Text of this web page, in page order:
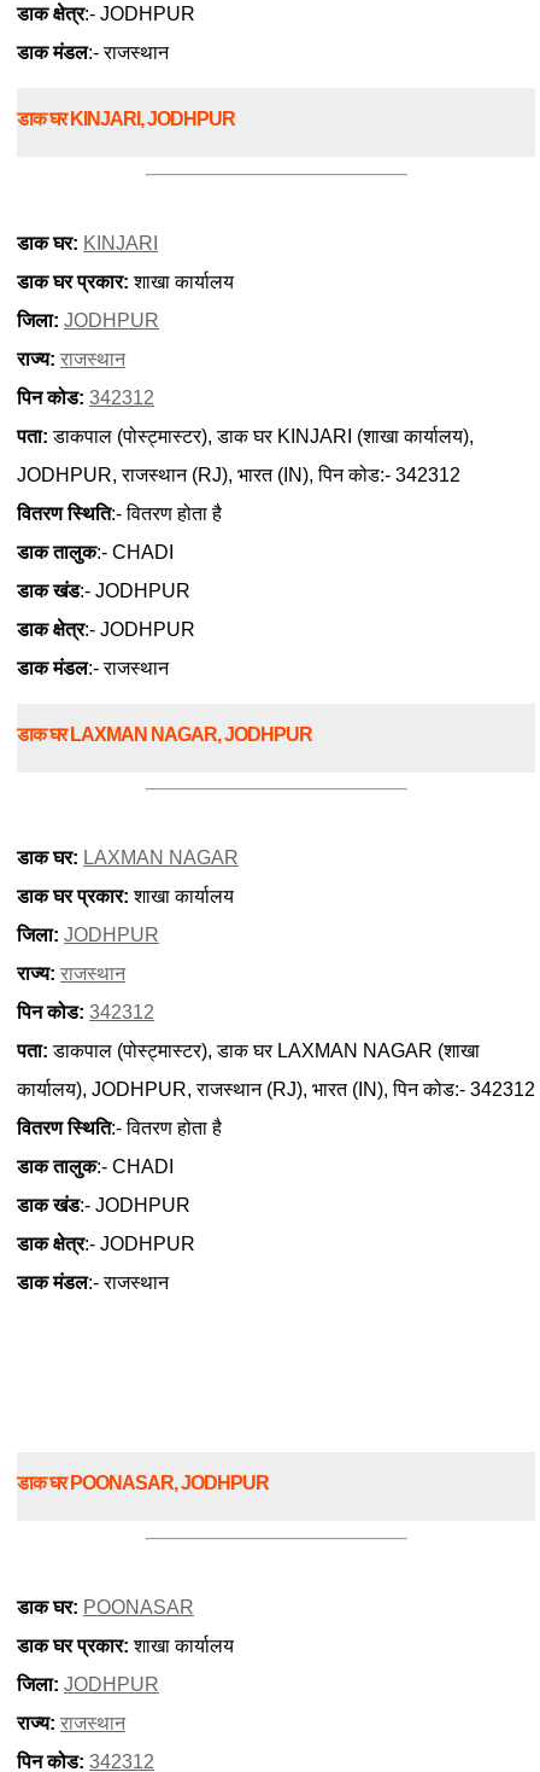
डाक क्षेत्र:- JODHPUR
डाक मंडल:- राजस्थान
डाक घर KINJARI, JODHPUR
डाक घर: KINJARI
डाक घर प्रकार: शाखा कार्यालय
जिला: JODHPUR
राज्य: राजस्थान
पिन कोड: 342312
पता: डाकपाल (पोस्ट्मास्टर), डाक घर KINJARI (शाखा कार्यालय),
JODHPUR, राजस्थान (RJ), भारत (IN), पिन कोड:- 342312
वितरण स्थिति:- वितरण होता है
डाक तालुक:- CHADI
डाक खंड:- JODHPUR
डाक क्षेत्र:- JODHPUR
डाक मंडल:- राजस्थान
डाक घर LAXMAN NAGAR, JODHPUR
डाक घर: LAXMAN NAGAR
डाक घर प्रकार: शाखा कार्यालय
जिला: JODHPUR
राज्य: राजस्थान
पिन कोड: 342312
पता: डाकपाल (पोस्ट्मास्टर), डाक घर LAXMAN NAGAR (शाखा
कार्यालय), JODHPUR, राजस्थान (RJ), भारत (IN), पिन कोड:- 342312
वितरण स्थिति:- वितरण होता है
डाक तालुक:- CHADI
डाक खंड:- JODHPUR
डाक क्षेत्र:- JODHPUR
डाक मंडल:- राजस्थान
डाक घर POONASAR, JODHPUR
डाक घर: POONASAR
डाक घर प्रकार: शाखा कार्यालय
जिला: JODHPUR
राज्य: राजस्थान
पिन कोड: 342312